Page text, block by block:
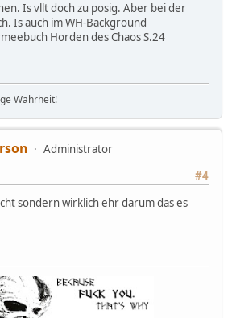
Is vllt doch zu posig. Aber bei der
Is auch im WH-Background
Horden des Chaos S.24
Wahrheit!
Administrator
#4
sondern wirklich ehr darum das es